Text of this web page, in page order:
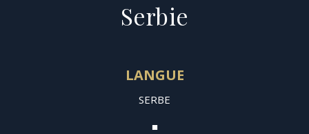
Serbie
LANGUE
SERBE
■